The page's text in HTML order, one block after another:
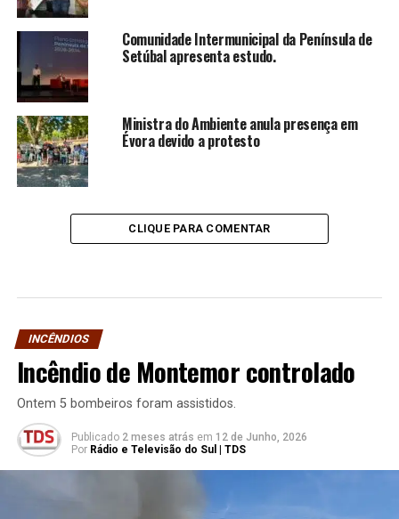
Comunidade Intermunicipal da Península de
Setúbal apresenta estudo.
Ministra do Ambiente anula presença em
Évora devido a protesto
CLIQUE PARA COMENTAR
INCÊNDIOS
Incêndio de Montemor controlado
Ontem 5 bombeiros foram assistidos.
Publicado 2 meses atrás em 12 de Junho, 2026
Por Rádio e Televisão do Sul | TDS